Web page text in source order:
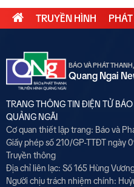
TRUYỀN HÌNH
BÁO VÀ PHÁT
Quang Ngai
TRANG THÔNG TIN ĐIỆN TỬ
QUẢNG NGÃI
Cơ quan thiết lập trang: Báo và
Giấy phép số 210/GP-TTĐT ngày
Truyền thông
Địa chỉ liên lạc: Số 165 Hùng
Người chịu trách nhiệm chính: